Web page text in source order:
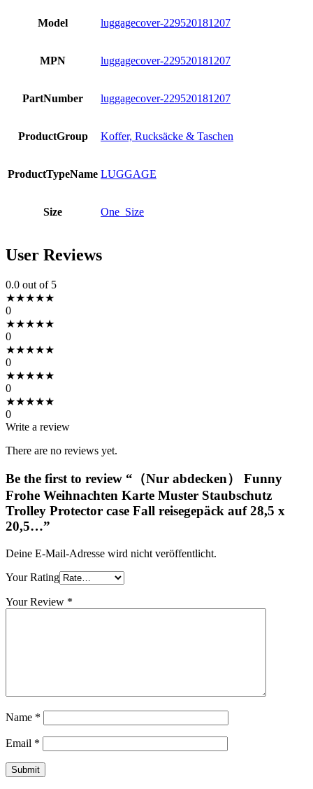
Model luggagecover-229520181207
MPN luggagecover-229520181207
PartNumber luggagecover-229520181207
ProductGroup Koffer, Rucksäcke & Taschen
ProductTypeName LUGGAGE
Size One_Size
User Reviews
0.0 out of 5
★★★★★
0
★★★★★
0
★★★★★
0
★★★★★
0
★★★★★
0
Write a review
There are no reviews yet.
Be the first to review “（Nur abdecken） Funny
Frohe Weihnachten Karte Muster Staubschutz
Trolley Protector case Fall reisegepäck auf 28,5 x
20,5…”
Deine E-Mail-Adresse wird nicht veröffentlicht.
Your Rating
Your Review *
Name *
Email *